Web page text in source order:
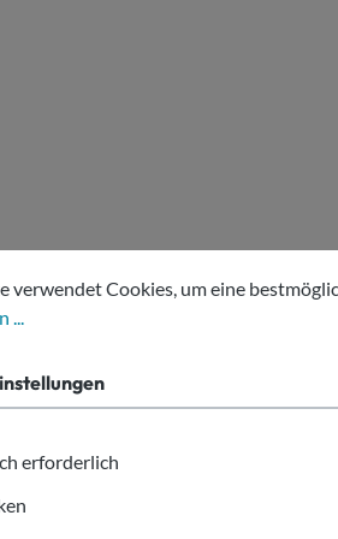
Cookies, um eine
verwendet Cookies, um eine
erforderlich